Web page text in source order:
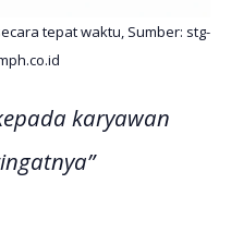
tepat waktu, Sumber: stg-
karyawan